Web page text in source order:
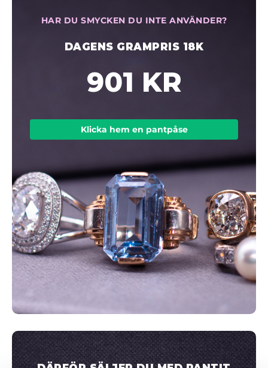
HAR DU SMYCKEN DU INTE ANVÄNDER?
DAGENS GRAMPRIS 18K
901 KR
Klicka hem en pantpåse